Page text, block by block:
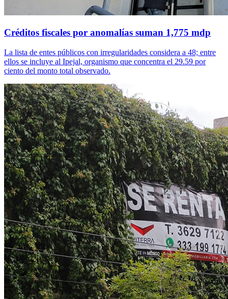
Créditos fiscales por anomalías suman 1,775 mdp
La lista de entes públicos con irregularidades considera a 48; entre
ellos se incluye al Ipejal, organismo que concentra el 29.59 por
ciento del monto total observado.